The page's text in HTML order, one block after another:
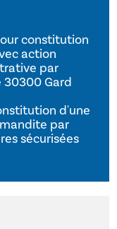
constitution
action
par
Gard
d'une
par
sécurisées